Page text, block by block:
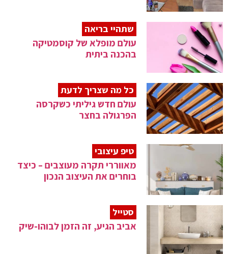
שתהיי בריאה
עולם מופלא של קוסמטיקה
בהכנה ביתית
כל מה שצריך לדעת
עולם חדש גיליתי כשקרסה
הפרגולה בחצר
טיפ עיצובי
מאווררי תקרה מעוצבים – כיצד
בוחרים את העיצוב הנכון
סטייל
אביב הגיע, זה הזמן לבוהו-שיק